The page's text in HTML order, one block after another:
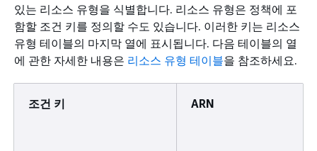
있는 리소스 유형을 식별합니다. 리소스 유형은 정책에 포
함할 조건 키를 정의할 수도 있습니다. 이러한 키는 리소스
유형 테이블의 마지막 열에 표시됩니다. 다음 테이블의 열
에 관한 자세한 내용은 리소스 유형 테이블을 참조하세요.
조건 키 ARN